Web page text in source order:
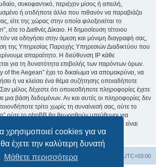
χρησιμοποιεί cookies για να
έχετε την καλύτερη δυνατή
Μάθετε περισσότερα
συκοφαντικό, περιέχον μίσος ή απειλή,
ή οτιδήποτε άλλο που πιθανόν να παραβιάζει
είτε της χώρας στην οποία φιλοξενείται το
είτε το Διεθνές Δίκαιο. Η δημοσίευση τέτοιου
να οδηγήσει στην άμεση και μόνιμη διαγραφή σας,
της Υπηρεσίας Παροχής Υπηρεσιών Διαδικτύου που
απαραίτητο. Η διεύθυνση IP κάθε
για τη δυνατότητα επιβολής των παρόντων όρων.
of the Aegean” έχει το δικαίωμα να απομακρύνει, να
ή να κλείσει ένα θέμα συζήτησης οποιαδήποτε
Σαν μέλος δέχεστε ότι οποιεσδήποτε πληροφορίες έχετε
μια βάση δεδομένων. Αν και αυτές οι πληροφορίες δεν
τρίτο χωρίς τη συναίνεσή σας, ούτε το
ούτε το phpBB θα θεωρηθούν υπεύθυνοι για
εισβολής ή παραβίασης η οποία είναι
απώλεια αυτών των δεδομένων.
Όλοι οι χρόνοι είναι UTC+03:00
Διαγραφή cookies